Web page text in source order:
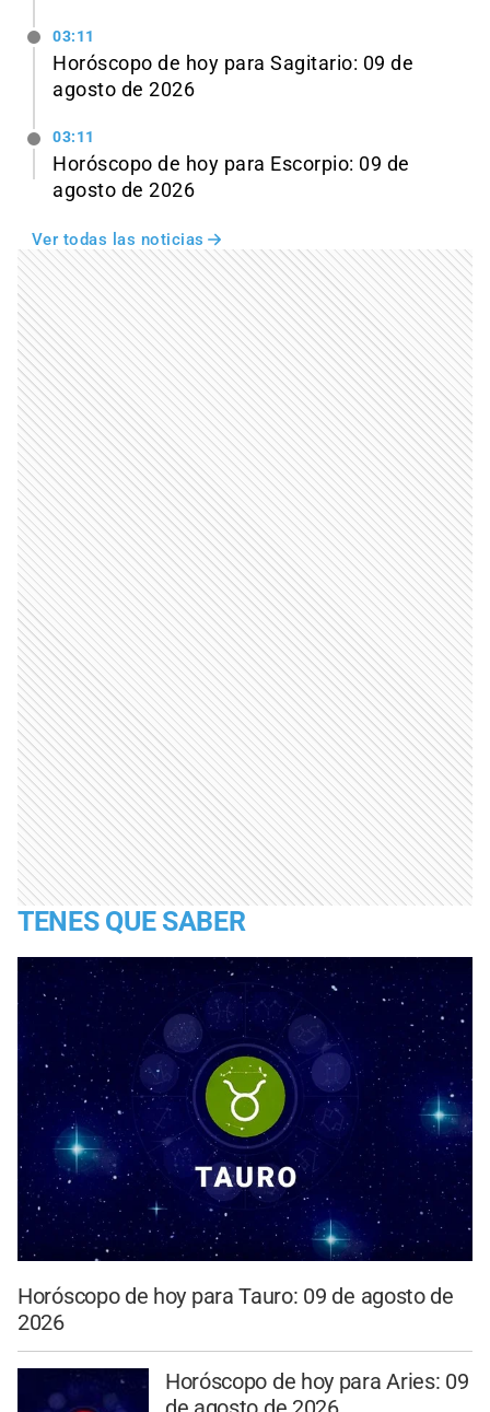
03:11
Horóscopo de hoy para Sagitario: 09 de
agosto de 2026
03:11
Horóscopo de hoy para Escorpio: 09 de
agosto de 2026
Ver todas las noticias
TENES QUE SABER
Horóscopo de hoy para Tauro: 09 de agosto de
2026
Horóscopo de hoy para Aries: 09